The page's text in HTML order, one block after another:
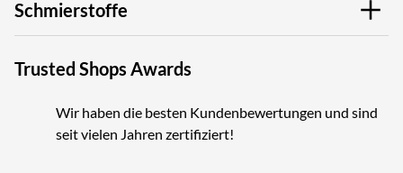
Schmierstoffe
Trusted Shops Awards
Wir haben die besten Kundenbewertungen und sind
seit vielen Jahren zertifiziert!